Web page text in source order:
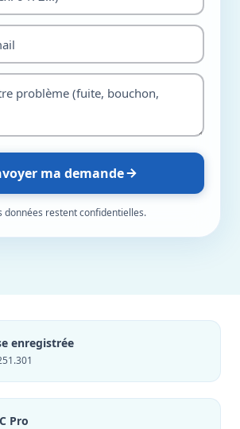
ma demande
données restent confidentielles.
enregistrée
Pro